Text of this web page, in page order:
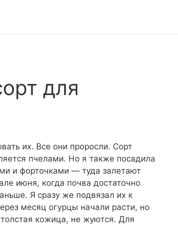
для
их. Все они проросли. Сорт
пчелами. Но я также посадила
и форточками — туда залетают
июня, когда почва достаточно
Я сразу же подвязал их к
месяц огурцы начали расти, но
кожица, не жуются. Для